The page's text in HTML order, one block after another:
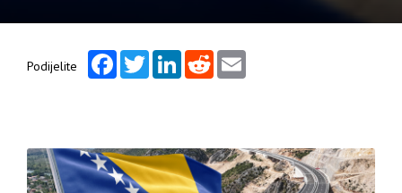
Podijelite
FacebookTwitterLinkedInReddit